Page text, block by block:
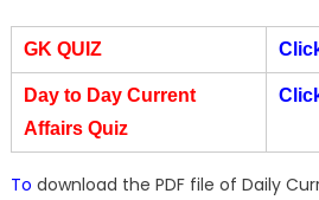
GK QUIZ
Day to Day Current
Affairs Quiz
To download the PDF file of Daily